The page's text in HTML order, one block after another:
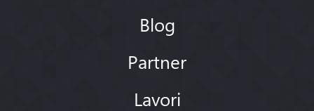
Blog
Partner
Lavori